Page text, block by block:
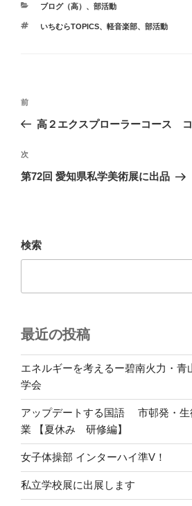
カ
ゴ
ブログ（高） 、 部活動
タ
いちむらTOPICS、 軽音楽部、 部活動
投
ビ
ゲ
ン
前
の
稿
前
高２エクスプローラーコース
次
の
次
第72回 愛知県私学美術展に出品
検索
最近の投稿
エネルギーを考えるー碧南火力・青
学会
アップデートする国語 市邨発・生
業 【夏休み 研修編】
女子体操部 インターハイ準V！
私立学校展に出展します